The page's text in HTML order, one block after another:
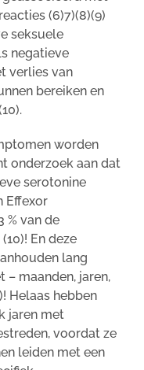
(6)7)(8)(9)
seksuele
negatieve
verlies van
bereiken en
worden
onderzoek aan dat
serotonine
Effexor
% van de
En deze
lang
– maanden, jaren,
Helaas hebben
jaren met
voordat ze
leiden met een